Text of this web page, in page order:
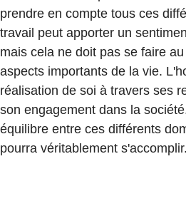
prendre en compte tous ces
travail peut apporter un
mais cela ne doit pas se faire
aspects importants de la vie.
réalisation de soi à travers ses
son engagement dans la
équilibre entre ces différents
pourra véritablement s'accomplir.